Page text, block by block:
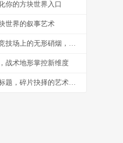
你的方块世界入口
世界的叙事艺术
和平精英队友有操作杂音，竞技场上的无形硝烟，副标题，听音辨位之外的生存考验
战术地形掌控新维度
王者更新皮肤碎片换啥，副标题，碎片抉择的艺术与智慧